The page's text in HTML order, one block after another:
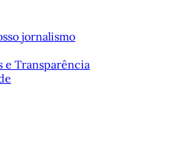
jornalismo
e Transparência